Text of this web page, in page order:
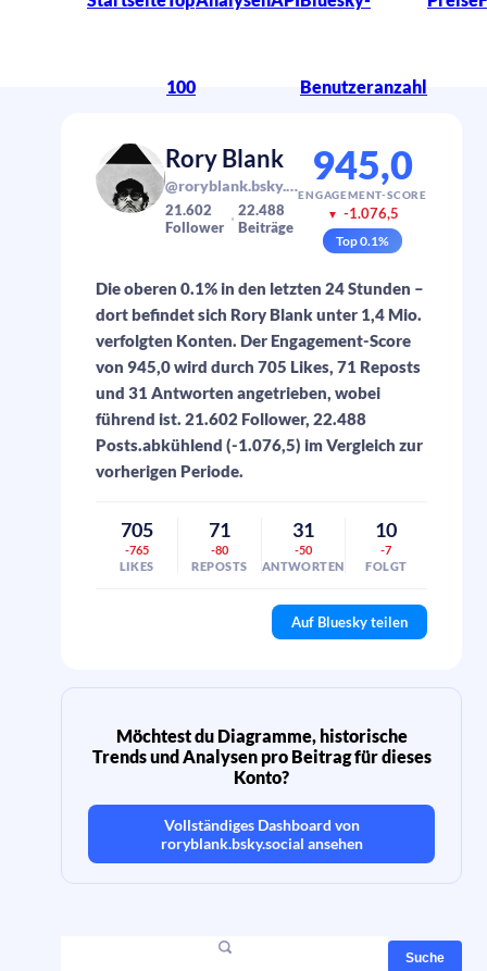
100 Benutzeranzahl
Rory Blank
@roryblank.bsky.social
21.602
Follower
22.488
Beiträge
945,0
ENGAGEMENT-SCORE
▼ -1.076,5
Top0.1%
Die oberen 0.1% in den letzten 24 Stunden –
dort befindet sich Rory Blank unter 1,4 Mio.
verfolgten Konten. Der Engagement-Score
von 945,0 wird durch 705 Likes, 71 Reposts
und 31 Antworten angetrieben, wobei
führend ist. 21.602 Follower, 22.488
Posts.abkühlend (-1.076,5) im Vergleich zur
vorherigen Periode.
705
-765
LIKES
71
-80
REPOSTS
31
-50
ANTWORTEN
10
-7
FOLGT
Auf Bluesky teilen
Möchtest du Diagramme, historische
Trends und Analysen pro Beitrag für dieses
Konto?
Vollständiges Dashboard von
roryblank.bsky.social ansehen
Suche